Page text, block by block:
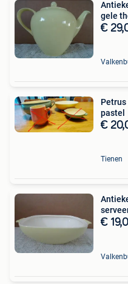
gele
€
pastel
€
Tienen
€